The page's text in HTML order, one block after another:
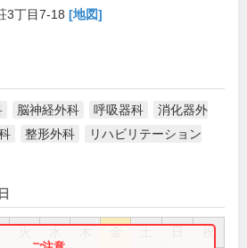
3丁目7-18 [地図]
脳神経外科 呼吸器科
消化器外
整形外科
リハビリテーション
祝